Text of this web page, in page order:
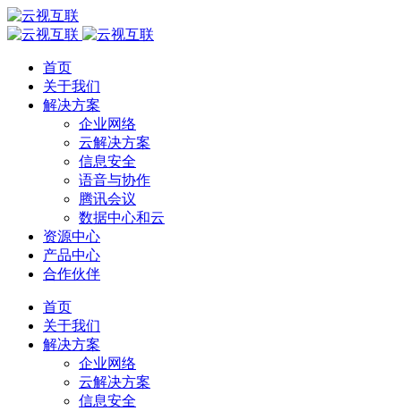
首页
关于我们
解决方案
企业网络
云解决方案
信息安全
语音与协作
腾讯会议
数据中心和云
资源中心
产品中心
合作伙伴
首页
关于我们
解决方案
企业网络
云解决方案
信息安全